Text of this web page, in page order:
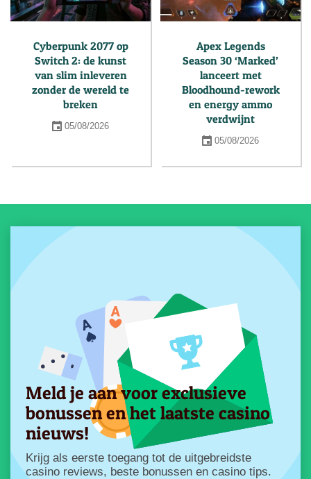
Cyberpunk 2077 op
Switch 2: de kunst
van slim inleveren
zonder de wereld te
breken
05/08/2026
Apex Legends
Season 30 ‘Marked’
lanceert met
Bloodhound-rework
en energy ammo
verdwijnt
05/08/2026
Meld je aan voor exclusieve
bonussen en het laatste casino
nieuws!
Krijg als eerste toegang tot de uitgebreidste
casino reviews, beste bonussen en casino tips.